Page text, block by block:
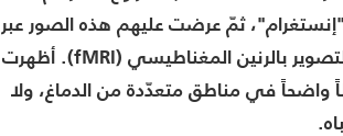
"إنستغرام"، ثمّ عرضت عليهم هذه الصور عبر
واجهة تحاكي التطبيق، وتضمّ زر الإعجاب، بينما كانوا في داخل جهاز التصوير بالرنين المغناطيسي (fMRI). أظهرت
واضحاً في مناطق متعدّدة من الدماغ، ولا